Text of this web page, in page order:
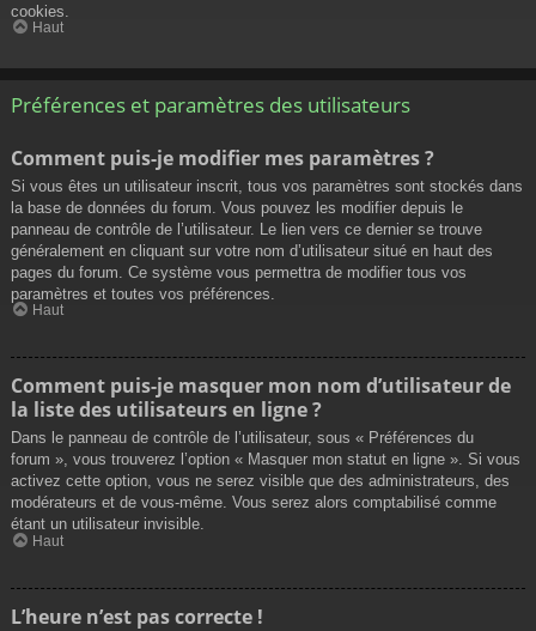
cookies.
Haut
Préférences et paramètres des utilisateurs
Comment puis-je modifier mes paramètres ?
Si vous êtes un utilisateur inscrit, tous vos paramètres sont stockés dans
la base de données du forum. Vous pouvez les modifier depuis le
panneau de contrôle de l’utilisateur. Le lien vers ce dernier se trouve
généralement en cliquant sur votre nom d’utilisateur situé en haut des
pages du forum. Ce système vous permettra de modifier tous vos
paramètres et toutes vos préférences.
Haut
Comment puis-je masquer mon nom d’utilisateur de
la liste des utilisateurs en ligne ?
Dans le panneau de contrôle de l’utilisateur, sous « Préférences du
forum », vous trouverez l’option « Masquer mon statut en ligne ». Si vous
activez cette option, vous ne serez visible que des administrateurs, des
modérateurs et de vous-même. Vous serez alors comptabilisé comme
étant un utilisateur invisible.
Haut
L’heure n’est pas correcte !